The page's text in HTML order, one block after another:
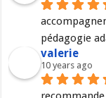
pédagogie
valerie
10 years ago